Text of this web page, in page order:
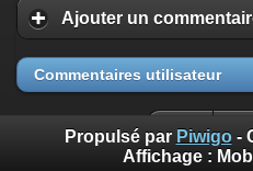
Ajouter un
Commentaires utilisateur
Propulsé par Piwigo-
Affichage :